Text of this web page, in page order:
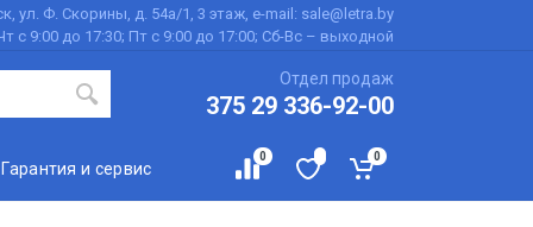
ул. Ф. Скорины, д. 54а/1, 3 этаж, e-mail: sale@letra.by
с 9:00 до 17:30; Пт с 9:00 до 17:00; Сб-Вс – выходной
Отдел продаж
375 29 336-92-00
Гарантия и сервис
0 0